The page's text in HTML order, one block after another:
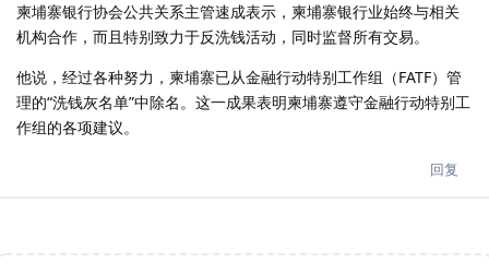
柬埔寨银行协会公共关系主管速成表示，柬埔寨银行业始终与相关
机构合作，而且特别致力于反洗钱活动，同时监督所有交易。
他说，经过各种努力，柬埔寨已从金融行动特别工作组（FATF）管
理的“洗钱灰名单”中除名。这一成果表明柬埔寨遵守金融行动特别工
作组的各项建议。
回复